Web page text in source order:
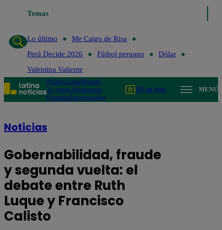
Temas
Lo último
Me Caigo de Risa
Perú Decide 2026
Fútbol peruano
Dólar
Valentina Valiente
PolíticaLimaMundo
Te ayudoTendencias
DeportesEspectáculos
TV en vivo MENÚ
Noticias
Gobernabilidad, fraude
y segunda vuelta: el
debate entre Ruth
Luque y Francisco
Calisto